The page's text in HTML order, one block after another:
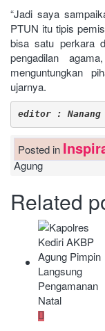
“Jadi saya
PTUN itu tipis
bisa satu perkara
pengadilan
menguntungkan
ujarnya.
editor : Nanang
Posted in
Agung
Related